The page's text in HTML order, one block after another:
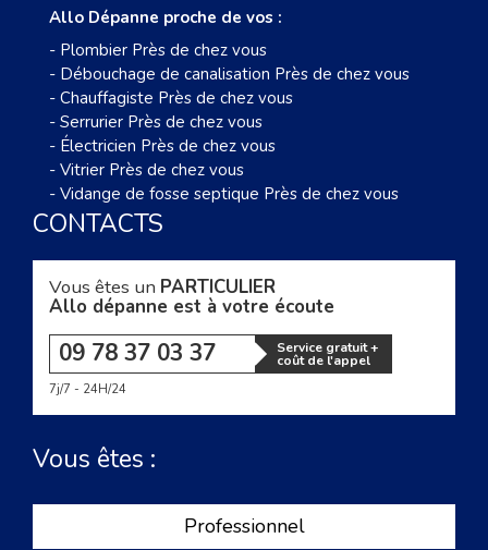
Allo Dépanne proche de vos :
- Plombier Près de chez vous
- Débouchage de canalisation Près de chez vous
- Chauffagiste Près de chez vous
- Serrurier Près de chez vous
- Électricien Près de chez vous
- Vitrier Près de chez vous
- Vidange de fosse septique Près de chez vous
CONTACTS
Vous êtes un PARTICULIER
Allo dépanne est à votre écoute
09 78 37 03 37 Service gratuit +
coût de l'appel
7j/7 - 24H/24
Vous êtes :
Professionnel